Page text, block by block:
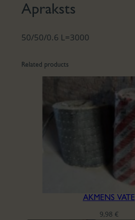
Apraksts
50/50/0.6 L=3000
Related products
AKMENS VATE
9,98 €